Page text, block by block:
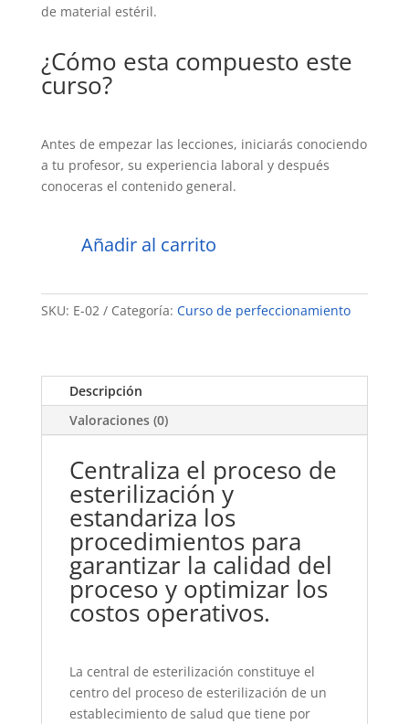
de material estéril.
¿Cómo esta compuesto este
curso?
Antes de empezar las lecciones, iniciarás conociendo
a tu profesor, su experiencia laboral y después
conoceras el contenido general.
Central
esterilización
cantidad
Añadir al carrito
SKU: E-02 Categoría: Curso de perfeccionamiento
Descripción
Valoraciones (0)
Centraliza el proceso de
esterilización y
estandariza los
procedimientos para
garantizar la calidad del
proceso y optimizar los
costos operativos.
La central de esterilización constituye el
centro del proceso de esterilización de un
establecimiento de salud que tiene por